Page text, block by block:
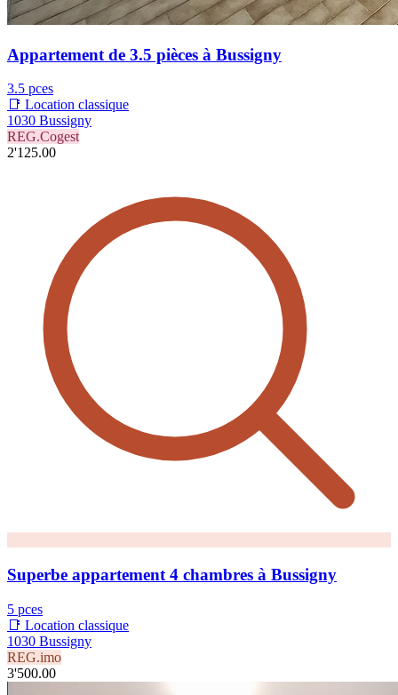
Appartement de 3.5 pièces à Bussigny
3.5 pces
📑 Location classique
1030 Bussigny
REG.Cogest
2'125.00
Superbe appartement 4 chambres à Bussigny
5 pces
📑 Location classique
1030 Bussigny
REG.imo
3'500.00